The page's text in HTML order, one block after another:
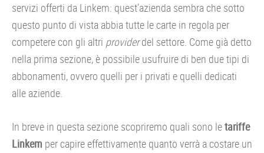
servizi offerti da Linkem: quest’azienda sembra che sotto
questo punto di vista abbia tutte le carte in regola per
competere con gli altri providerdel settore. Come già detto
nella prima sezione, è possibile usufruire di ben due tipi di
abbonamenti, ovvero quelli per i privati e quelli dedicati
alle aziende.
In breve in questa sezione scopriremo quali sono letariffe
Linkem per capire effettivamente quanto verrà a costare un